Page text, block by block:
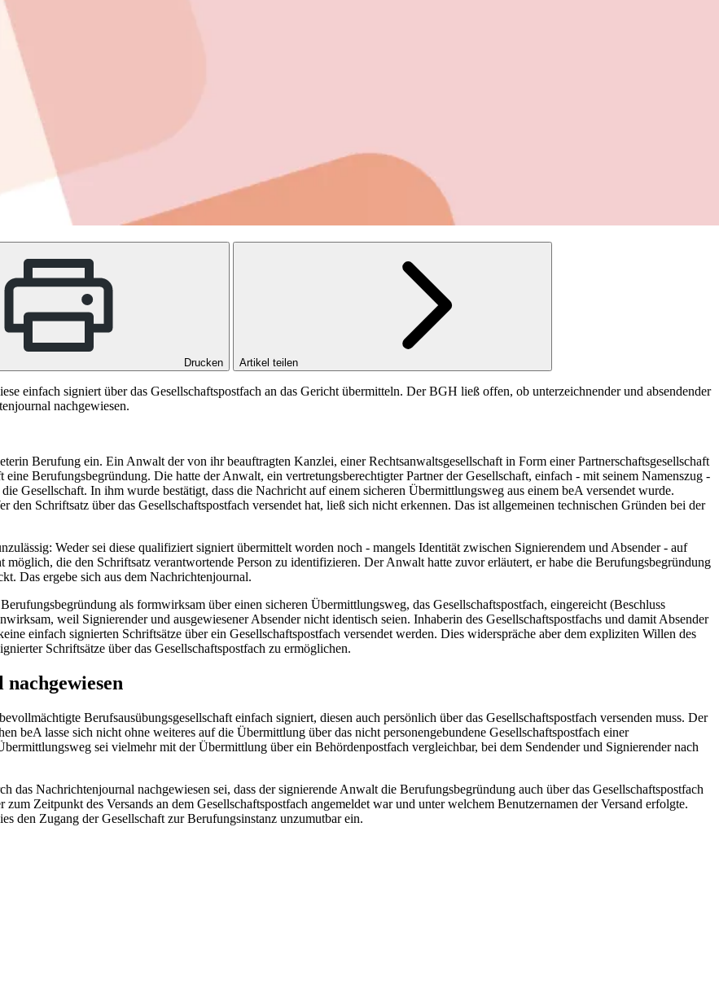
Drucken Artikel teilen
einfach signiert über das Gesellschaftspostfach an das Gericht übermitteln. Der BGH ließ offen, ob unterzeichnender und absendender
nachgewiesen.
Berufung ein. Ein Anwalt der von ihr beauftragten Kanzlei, einer Rechtsanwaltsgesellschaft in Form einer Partnerschaftsgesellschaft
Berufungsbegründung. Die hatte der Anwalt, ein vertretungsberechtigter Partner der Gesellschaft, einfach - mit seinem Namenszug -
Gesellschaft. In ihm wurde bestätigt, dass die Nachricht auf einem sicheren Übermittlungsweg aus einem beA versendet wurde.
Schriftsatz über das Gesellschaftspostfach versendet hat, ließ sich nicht erkennen. Das ist allgemeinen technischen Gründen bei der
Weder sei diese qualifiziert signiert übermittelt worden noch - mangels Identität zwischen Signierendem und Absender - auf
die den Schriftsatz verantwortende Person zu identifizieren. Der Anwalt hatte zuvor erläutert, er habe die Berufungsbegründung
Das ergebe sich aus dem Nachrichtenjournal.
als formwirksam über einen sicheren Übermittlungsweg, das Gesellschaftspostfach, eingereicht (Beschluss
weil Signierender und ausgewiesener Absender nicht identisch seien. Inhaberin des Gesellschaftspostfachs und damit Absender
einfach signierten Schriftsätze über ein Gesellschaftspostfach versendet werden. Dies widerspräche aber dem expliziten Willen des
Schriftsätze über das Gesellschaftspostfach zu ermöglichen.
Berufsausübungsgesellschaft einfach signiert, diesen auch persönlich über das Gesellschaftspostfach versenden muss. Der
beA lasse sich nicht ohne weiteres auf die Übermittlung über das nicht personengebundene Gesellschaftspostfach einer
sei vielmehr mit der Übermittlung über ein Behördenpostfach vergleichbar, bei dem Sendender und Signierender nach
das Nachrichtenjournal nachgewiesen sei, dass der signierende Anwalt die Berufungsbegründung auch über das Gesellschaftspostfach
Zeitpunkt des Versands an dem Gesellschaftspostfach angemeldet war und unter welchem Benutzernamen der Versand erfolgte.
den Zugang der Gesellschaft zur Berufungsinstanz unzumutbar ein.